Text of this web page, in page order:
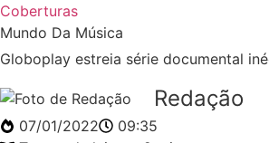
Coberturas
Mundo Da Música
Globoplay estreia série documental
Redação
07/01/2022
09:35